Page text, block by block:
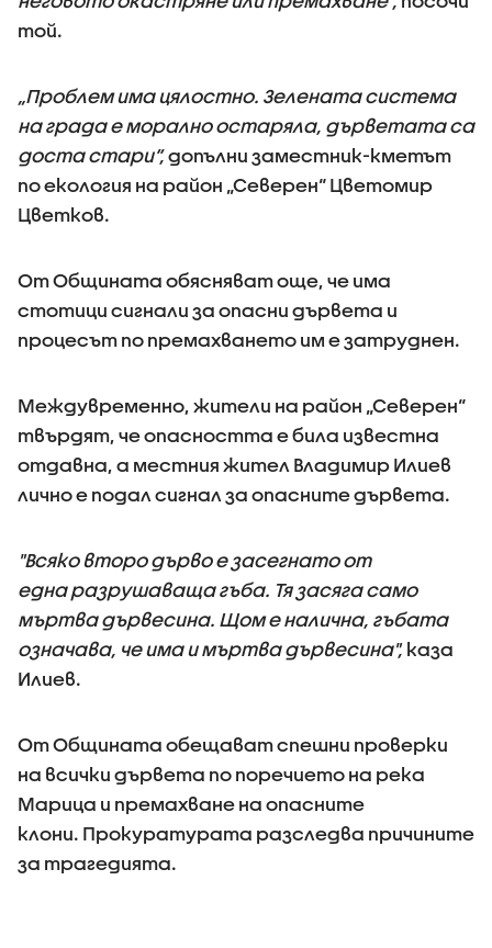
той.
„Проблем има цялостно. Зелената система
на града е морално остаряла, дърветата са
доста стари“,допълни заместник-кметът
по екология на район „Северен“ Цветомир
Цветков.
От Общината обясняват още, че има
стотици сигнали за опасни дървета и
процесът по премахването им е затруднен.
Междувременно, жители на район „Северен“
твърдят, че опасността е била известна
отдавна, а местния жител Владимир Илиев
лично е подал сигнал за опасните дървета.
"Всяко второ дърво е засегнато от
една разрушаваща гъба. Тя засяга само
мъртва дървесина. Щом е налична, гъбата
означава, че има и мъртва дървесина", каза
Илиев.
От Общината обещават спешни проверки
на всички дървета по поречието на река
Марица и премахване на опасните
клони. Прокуратурата разследва причините
за трагедията.